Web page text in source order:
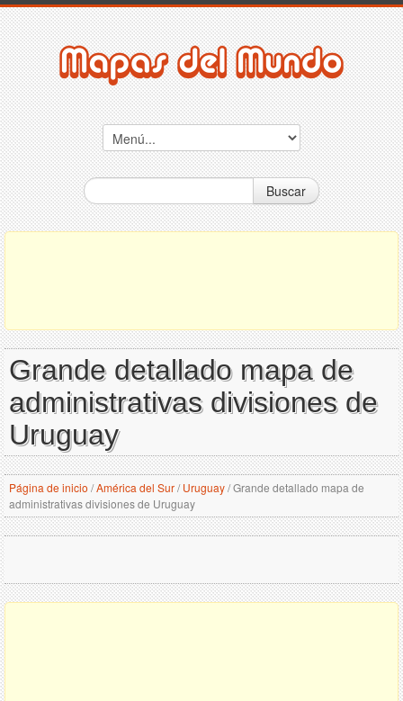
Buscar
Grande detallado mapa de
administrativas divisiones de
Uruguay
Página de inicio /América del Sur/ Uruguay/Grande detallado mapa de
administrativas divisiones de Uruguay